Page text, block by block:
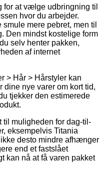
for at vælge udbringning til
hvor du arbejder.
mere pebret, men til
Den mindst kostelige form
selv henter pakken,
af internet
> Hår > Hårstyler kan
nye varer om kort tid,
tjekker den estimerede
muligheden for dag-til-
eksempelvis Titania
desto mindre afhænger
end et fastslået
kan nå at få varen pakket